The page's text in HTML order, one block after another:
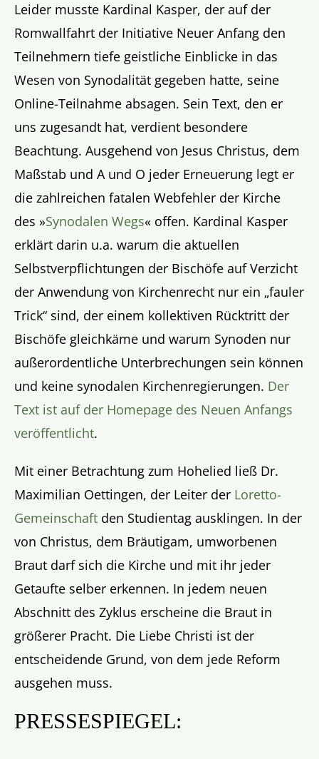
Leider musste Kardinal Kasper, der auf der
Romwallfahrt der Initiative Neuer Anfang den
Teilnehmern tiefe geistliche Einblicke in das
Wesen von Synodalität gegeben hatte, seine
Online-Teilnahme absagen. Sein Text, den er
uns zugesandt hat, verdient besondere
Beachtung. Ausgehend von Jesus Christus, dem
Maßstab und A und O jeder Erneuerung legt er
die zahlreichen fatalen Webfehler der Kirche
des »Synodalen Wegs« offen. Kardinal Kasper
erklärt darin u.a. warum die aktuellen
Selbstverpflichtungen der Bischöfe auf Verzicht
der Anwendung von Kirchenrecht nur ein „fauler
Trick“ sind, der einem kollektiven Rücktritt der
Bischöfe gleichkäme und warum Synoden nur
außerordentliche Unterbrechungen sein können
und keine synodalen Kirchenregierungen. Der
Text ist auf der Homepage des Neuen Anfangs
veröffentlicht.
Mit einer Betrachtung zum Hohelied ließ Dr.
Maximilian Oettingen, der Leiter der Loretto-
Gemeinschaft den Studientag ausklingen. In der
von Christus, dem Bräutigam, umworbenen
Braut darf sich die Kirche und mit ihr jeder
Getaufte selber erkennen. In jedem neuen
Abschnitt des Zyklus erscheine die Braut in
größerer Pracht. Die Liebe Christi ist der
entscheidende Grund, von dem jede Reform
ausgehen muss.
PRESSESPIEGEL: